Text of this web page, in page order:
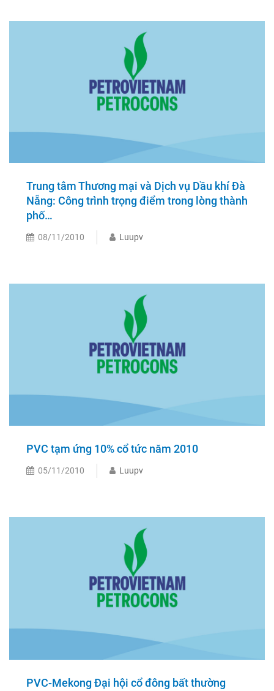
Trung tâm Thương mại và Dịch vụ Dầu khí Đà
Nẵng: Công trình trọng điểm trong lòng thành
phố…
08/11/2010 Luupv
PVC tạm ứng 10% cổ tức năm 2010
05/11/2010 Luupv
PVC-Mekong Đại hội cổ đông bất thường